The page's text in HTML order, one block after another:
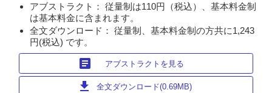
アブストラクト： 従量制は110円（税込）、基本料金制
は基本料金に含まれます。
全文ダウンロード： 従量制、基本料金制の方共に1,243
円(税込) です。
article アブストラクトを見る
download 全文ダウンロード(0.69MB)